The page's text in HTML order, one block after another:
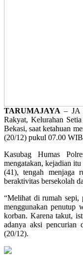
TARUMAJAYA – JA
Rakyat, Kelurahan
Bekasi, saat ketahuan
(20/12) pukul 07.00
Kasubag Humas
mengatakan, kejadian
(41), tengah menjaga
beraktivitas bersekolah
“Melihat di rumah sepi,
menggunakan penutup
korban. Karena takut,
adanya aksi pencurian
(20/12).